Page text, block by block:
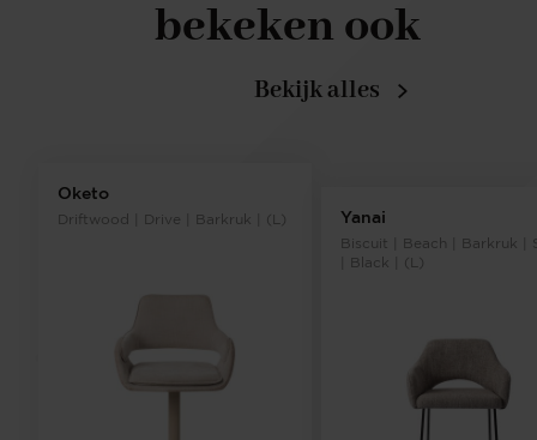
Oketo
Driftwood | Drive | Barkruk | (L) Yanai
Biscuit | Beach | Barkruk |
| Black | (L)
bekeken ook
Bekijk alles